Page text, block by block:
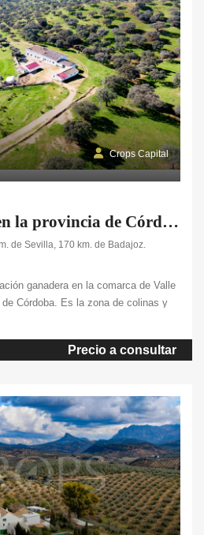
Crops Capital
En venta dehesa en la provincia de Córdoba
de Sevilla, 170 km. de Badajoz.
ganadera en la comarca de Valle
Córdoba. Es la zona de colinas y
pastos combinados con dispersos
retamas y jaguarzo en la parte de
Precio a consultar